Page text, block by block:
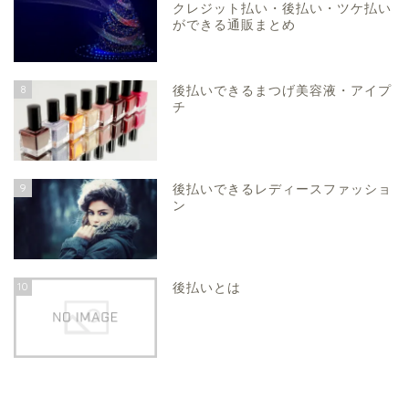
クレジット払い・後払い・ツケ払い
ができる通販まとめ
8
後払いできるまつげ美容液・アイプ
チ
9
後払いできるレディースファッショ
ン
10 後払いとは